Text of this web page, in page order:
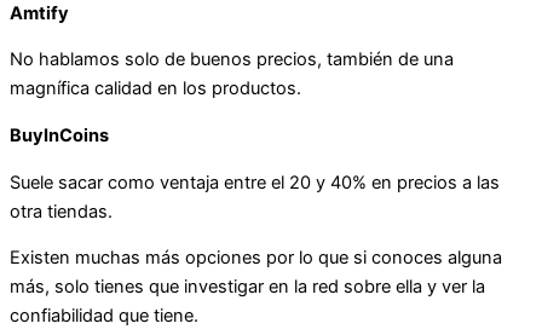
Amtify
No hablamos solo de buenos precios, también de una
magnífica calidad en los productos.
BuyInCoins
Suele sacar como ventaja entre el 20 y 40% en precios a las
otra tiendas.
Existen muchas más opciones por lo que si conoces alguna
más, solo tienes que investigar en la red sobre ella y ver la
confiabilidad que tiene.